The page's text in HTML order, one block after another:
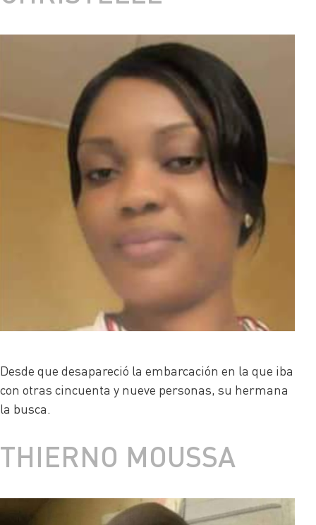
Desde que desapareció la embarcación en la que iba
con otras cincuenta y nueve personas, su hermana
la busca.
THIERNO MOUSSA